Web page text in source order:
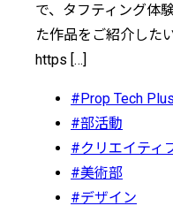
で、タフティング体
た作品をご紹介した
https […]
#Prop Tech
#部活動
#クリエイティ
#美術部
#デザイン